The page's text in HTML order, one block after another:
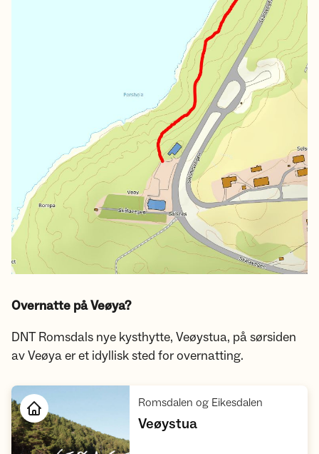
Overnatte på Veøya?
DNT Romsdals nye kysthytte, Veøystua, på sørsiden
av Veøya er et idyllisk sted for overnatting.
Romsdalen og Eikesdalen
Veøystua,